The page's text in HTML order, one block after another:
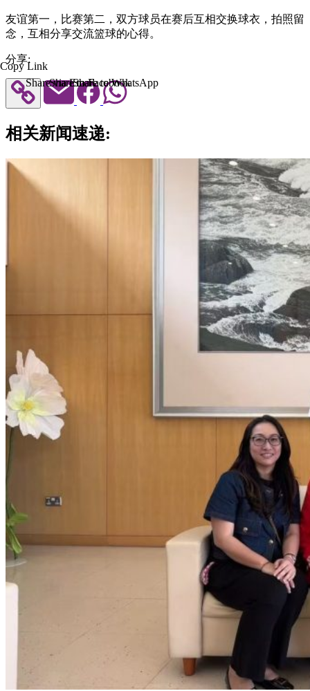
友谊第一，比赛第二，双方球员在赛后互相交换球衣，拍照留
念，互相分享交流篮球的心得。
分享:
Copy Link
Share via Email
Share to Facebook
Share to WhatsApp
相关新闻速递: